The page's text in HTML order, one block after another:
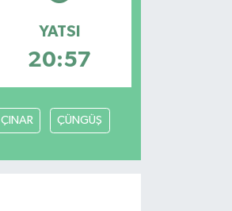
YATSI
20:57
ÇINAR ÇÜNGÜŞ